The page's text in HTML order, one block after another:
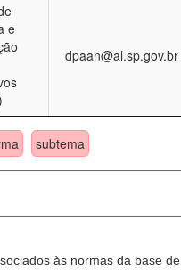
e
dpaan@al.sp.gov.br
subtema
às normas da base de